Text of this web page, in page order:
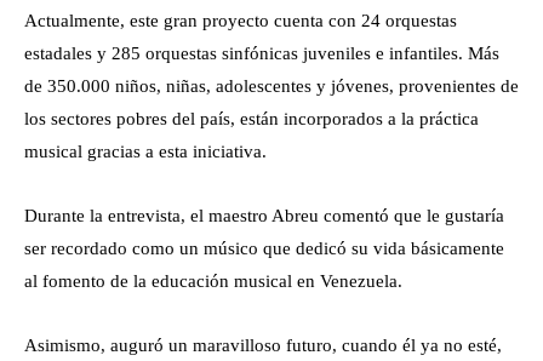
Actualmente, este gran proyecto cuenta con 24 orquestas
estadales y 285 orquestas sinfónicas juveniles e infantiles. Más
de 350.000 niños, niñas, adolescentes y jóvenes, provenientes de
los sectores pobres del país, están incorporados a la práctica
musical gracias a esta iniciativa.
Durante la entrevista, el maestro Abreu comentó que le gustaría
ser recordado como un músico que dedicó su vida básicamente
al fomento de la educación musical en Venezuela.
Asimismo, auguró un maravilloso futuro, cuando él ya no esté,